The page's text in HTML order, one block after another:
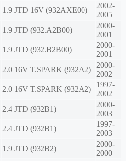
1.9 JTD 16V (932AXE00)
2002-
2005
1.9 JTD (932.A2B00)
2000-
2001
1.9 JTD (932.B2B00)
2000-
2001
2.0 16V T.SPARK (932A2)
2000-
2002
2.0 16V T.SPARK (932A2)
1997-
2002
2.4 JTD (932B1)
2000-
2003
2.4 JTD (932B1)
1997-
2003
1.9 JTD (932B2)
2000-
2000